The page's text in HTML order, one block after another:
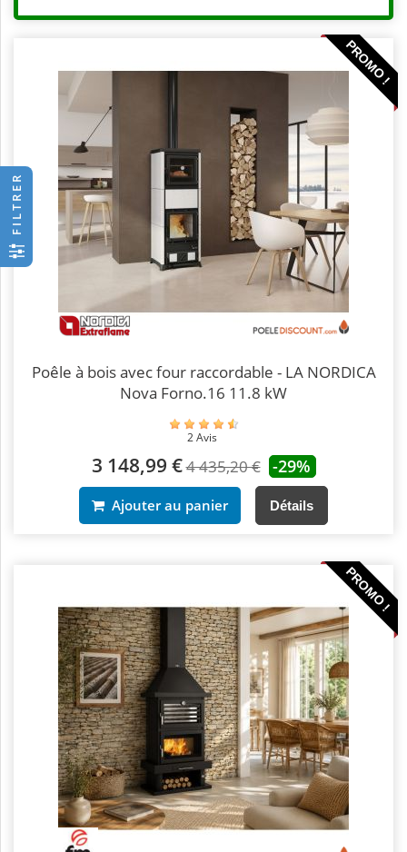
PROMO !
Poêle à bois avec four raccordable - LA NORDICA
Nova Forno.16 11.8 kW
2 Avis
3 148,99 €4 435,20 € -29%
Ajouter au panier Détails
PROMO !
FILTRER